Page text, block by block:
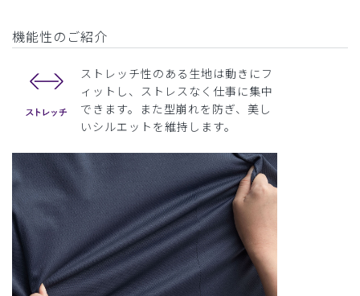
機能性のご紹介
ストレッチ性のある生地は動きにフ
ィットし、ストレスなく仕事に集中
できます。また型崩れを防ぎ、美し
いシルエットを維持します。